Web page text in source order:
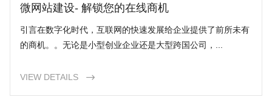
微网站建设- 解锁您的在线商机
引言在数字化时代，互联网的快速发展给企业提供了前所未有
的商机。。无论是小型创业企业还是大型跨国公司，...
VIEW DETAILS 